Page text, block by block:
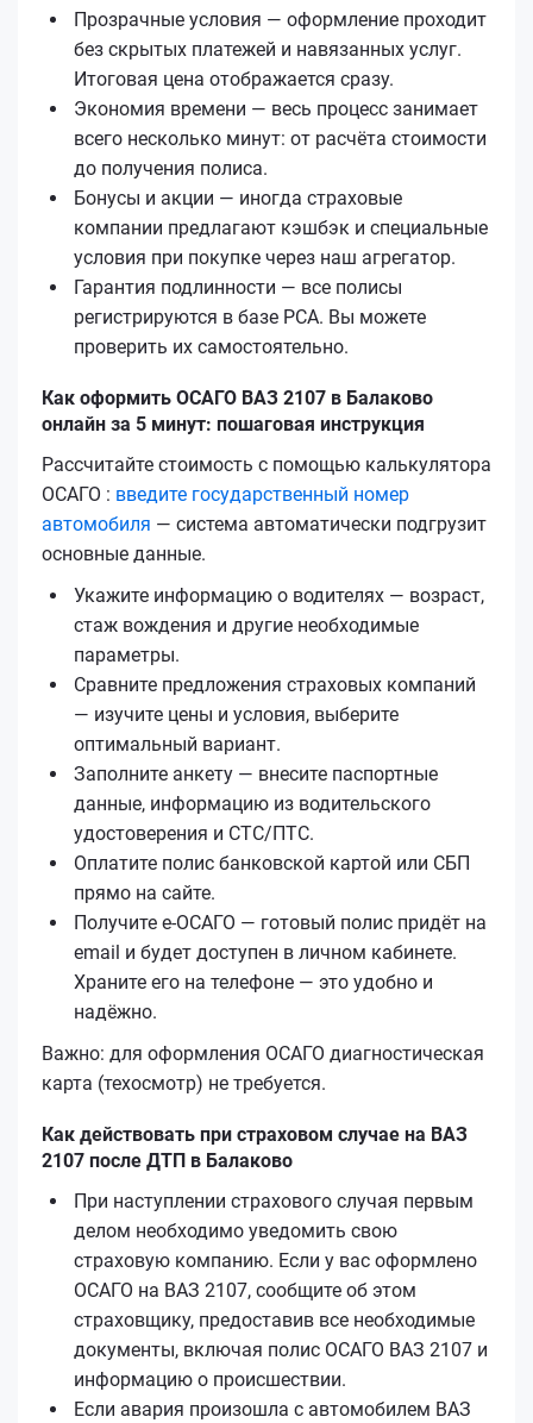
Прозрачные условия — оформление проходит
без скрытых платежей и навязанных услуг.
Итоговая цена отображается сразу.
Экономия времени — весь процесс занимает
всего несколько минут: от расчёта стоимости
до получения полиса.
Бонусы и акции — иногда страховые
компании предлагают кэшбэк и специальные
условия при покупке через наш агрегатор.
Гарантия подлинности — все полисы
регистрируются в базе РСА. Вы можете
проверить их самостоятельно.
Как оформить ОСАГО ВАЗ 2107 в Балаково
онлайн за 5 минут: пошаговая инструкция
Рассчитайте стоимость с помощью калькулятора
ОСАГО : введите государственный номер
автомобиля — система автоматически подгрузит
основные данные.
Укажите информацию о водителях — возраст,
стаж вождения и другие необходимые
параметры.
Сравните предложения страховых компаний
— изучите цены и условия, выберите
оптимальный вариант.
Заполните анкету — внесите паспортные
данные, информацию из водительского
удостоверения и СТС/ПТС.
Оплатите полис банковской картой или СБП
прямо на сайте.
Получите е‑ОСАГО — готовый полис придёт на
email и будет доступен в личном кабинете.
Храните его на телефоне — это удобно и
надёжно.
Важно: для оформления ОСАГО диагностическая
карта (техосмотр) не требуется.
Как действовать при страховом случае на ВАЗ
2107 после ДТП в Балаково
При наступлении страхового случая первым
делом необходимо уведомить свою
страховую компанию. Если у вас оформлено
ОСАГО на ВАЗ 2107, сообщите об этом
страховщику, предоставив все необходимые
документы, включая полис ОСАГО ВАЗ 2107 и
информацию о происшествии.
Если авария произошла с автомобилем ВАЗ